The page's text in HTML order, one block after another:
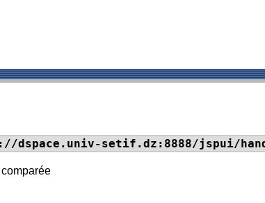
dspace.univ-setif.dz:8888/jspui/